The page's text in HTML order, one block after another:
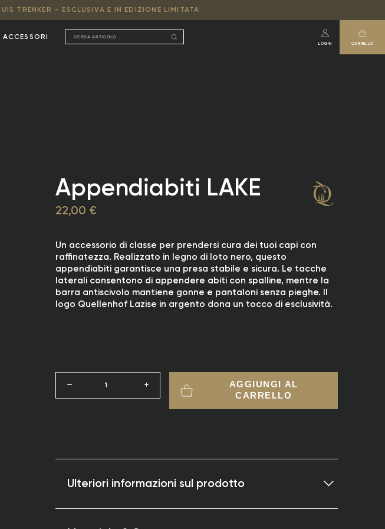
TRENKER – ESCLUSIVA E IN EDIZIONE LIMITATA.
ACCESSORI
LOGIN CARRELLO
Appendiabiti LAKE
22,00 €
Un accessorio di classe per prendersi cura dei tuoi capi con
raffinatezza. Realizzato in legno di loto nero, questo
appendiabiti garantisce una presa stabile e sicura. Le tacche
laterali consentono di appendere abiti con spalline, mentre la
barra antiscivolo mantiene gonne e pantaloni senza pieghe. Il
logo Quellenhof Lazise in argento dona un tocco di esclusività.
1
AGGIUNGI AL
CARRELLO
Ulteriori informazioni sul prodotto
durevole